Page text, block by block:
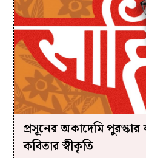
প্রসূনের অকাদেমি
কবিতার স্বীকৃতি